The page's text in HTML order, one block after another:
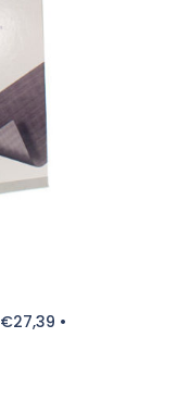
€27,39 •